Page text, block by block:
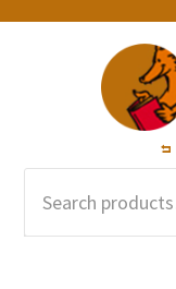
Skip
Skip
Skip